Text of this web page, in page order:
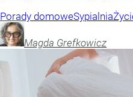
Porady domoweSypialnia
Magda Grefkowicz